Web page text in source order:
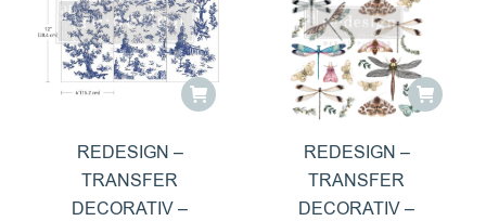
REDESIGN –
TRANSFER
DECORATIV –
REDESIGN –
TRANSFER
DECORATIV –